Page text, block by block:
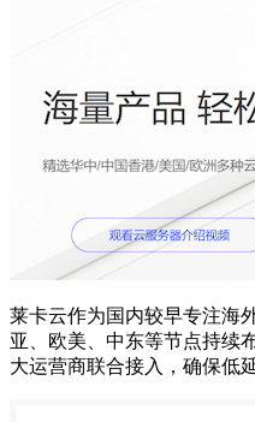
莱卡云作为国内较早专注海
亚、欧美、中东等节点持续
大运营商联合接入，确保低